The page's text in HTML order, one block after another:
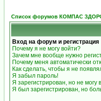
Список форумов КОМПАС
Вход на форум и регистрация
Почему я не могу войти?
Зачем мне вообще нужно
Почему меня автоматически
Как сделать, чтобы я не
Я забыл пароль!
Я зарегистрирован, но не могу
Я был зарегистрирован, но